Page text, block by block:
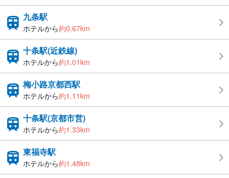
九条駅
ホテルから約0.67km
十条駅(近鉄線)
ホテルから約1.01km
梅小路京都西駅
ホテルから約1.11km
十条駅(京都市営)
ホテルから約1.33km
東福寺駅
ホテルから約1.48km